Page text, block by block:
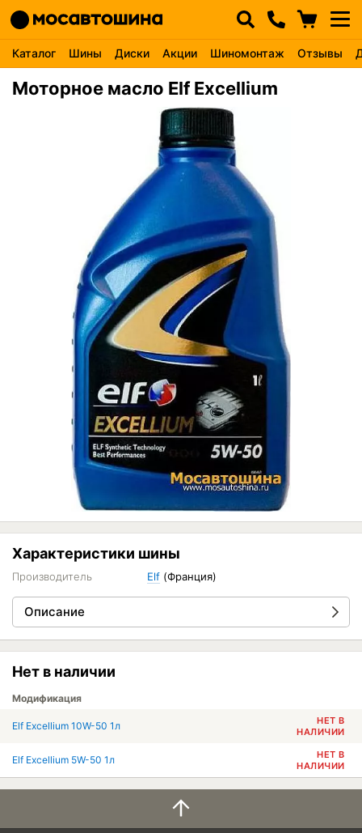
Каталог Шины Диски Акции Шиномонтаж Отзывы
Моторное масло Elf Excellium
Характеристики шины
Производитель Elf (Франция)
Описание
Нет в наличии
Модификация
Elf Excellium 10W-50 1л
НЕТ В
НАЛИЧИИ
Elf Excellium 5W-50 1л
НЕТ В
НАЛИЧИИ